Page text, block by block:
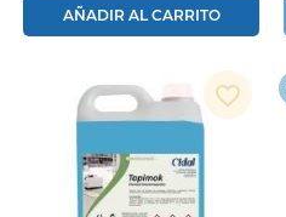
AÑADIR AL CARRITO
favorite_border